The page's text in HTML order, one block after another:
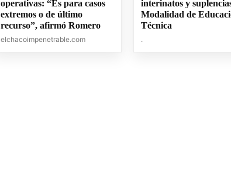
operativas: “Es para casos
extremos o de último
recurso”, afirmó Romero
elchacoimpenetrable.com
interinatos y
Modalidad de
Técnica
.